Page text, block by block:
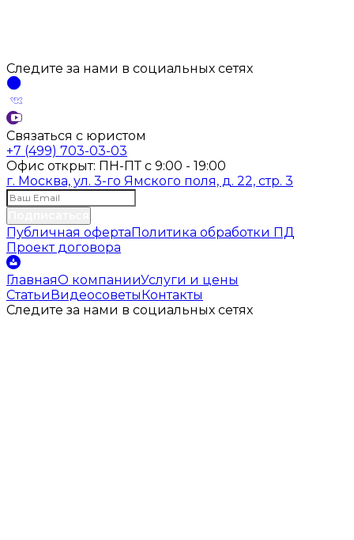
Следите за нами в социальных сетях
Связаться с юристом
+7 (499) 703-03-03
Офис открыт: ПН-ПТ с 9:00 - 19:00
г. Москва, ул. 3-го Ямского поля, д. 22, стр. 3
Публичная оферта Политика обработки ПД
Проект договора
ГлавнаяО компанииУслуги и цены
Статьи Видеосоветы Контакты
Следите за нами в социальных сетях